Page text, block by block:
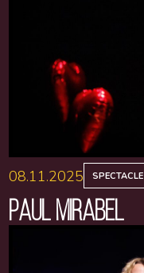
08.11.2025 SPECTACLE
PAUL MIRABEL